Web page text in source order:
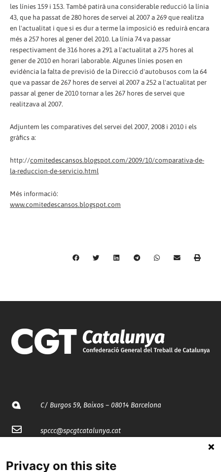
les línies 159 i 153. També patirà una considerable reducció la línia
43, que ha passat de 280 hores de servei al 2007 a 269 que realitza
en l'actualitat i que si es dur a terme la imposició es reduirà encara
més a 257 hores al gener del 2010. La línia 74 va passar
respectivament de 316 hores a 291 a l'actualitat a 275 hores al
gener de 2010 en horari laborable. Algunes línies posen en
evidència la falta de previsió de la Direcció d'autobusos com la 64
que va passar de 267 hores de servei al 2007 a 252 a l'actualitat per
passar al gener de 2010 tornar a les 267 hores de servei que
realitzava al 2007.
Adjuntem les comparatives del servei del 2007, 2008 i 2010 i els
gràfics a:
http://comitedescansos.blogspot.com/2009/10/comparativa-de-
la-reduccion-de-servicio.html
Més informació:
www.comitedescansos.blogspot.com
C/ Burgos 59, Baixos – 08014 Barcelona
spccc@spcgtcatalunya.cat
Privacy on this site